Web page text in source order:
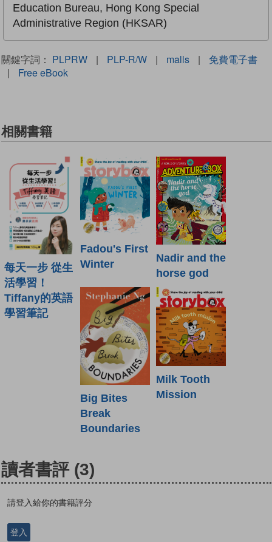
Education Bureau, Hong Kong Special
Administrative Region (HKSAR)
關鍵字詞： PLPRW | PLP-R/W | malls |
免費電子書
|
Free eBook
相關書籍
每天一步 從生
活學習！
Tiffany的英語
學習筆記
Fadou's First
Winter
Nadir and the
horse god
Big Bites
Break
Boundaries
Milk Tooth
Mission
讀者書評 (3)
請登入給你的書籍評分
登入